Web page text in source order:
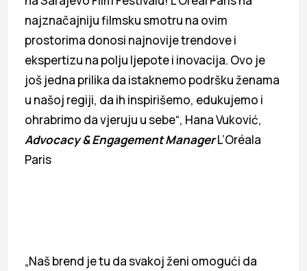
najznačajniju filmsku smotru na ovim
prostorima donosi najnovije trendove i
ekspertizu na polju ljepote i inovacija. Ovo je
još jedna prilika da istaknemo podršku ženama
u našoj regiji, da ih inspirišemo, edukujemo i
ohrabrimo da vjeruju u sebe“, Hana Vuković,
Advocacy & Engagement ManagerL’Oréala
Paris
„Naš brend je tu da svakoj ženi omogući da